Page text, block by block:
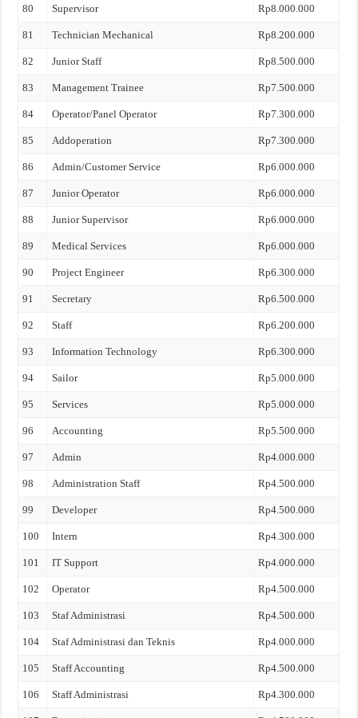
80 Supervisor Rp8.000.000
81 Technician Mechanical Rp8.200.000
82 Junior Staff Rp8.500.000
83 Management Trainee Rp7.500.000
84 Operator/Panel Operator Rp7.300.000
85 Addoperation Rp7.300.000
86 Admin/Customer Service Rp6.000.000
87 Junior Operator Rp6.000.000
88 Junior Supervisor Rp6.000.000
89 Medical Services Rp6.000.000
90 Project Engineer Rp6.300.000
91 Secretary Rp6.500.000
92 Staff Rp6.200.000
93 Information Technology Rp6.300.000
94 Sailor Rp5.000.000
95 Services Rp5.000.000
96 Accounting Rp5.500.000
97 Admin Rp4.000.000
98 Administration Staff Rp4.500.000
99 Developer Rp4.500.000
100 Intern Rp4.300.000
101 IT Support Rp4.000.000
102 Operator Rp4.500.000
103 Staf Administrasi Rp4.500.000
104 Staf Administrasi dan Teknis Rp4.000.000
105 Staff Accounting Rp4.500.000
106 Staff Administrasi Rp4.300.000